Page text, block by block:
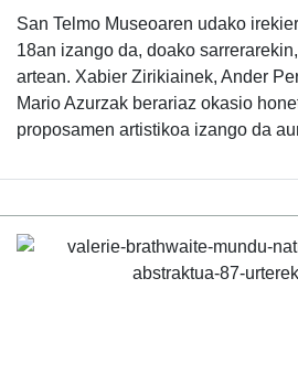
San Telmo Museoaren udako
18an izango da, doako
artean. Xabier Zirikiainek, Ander
Mario Azurzak berariaz okasio
proposamen artistikoa izango da